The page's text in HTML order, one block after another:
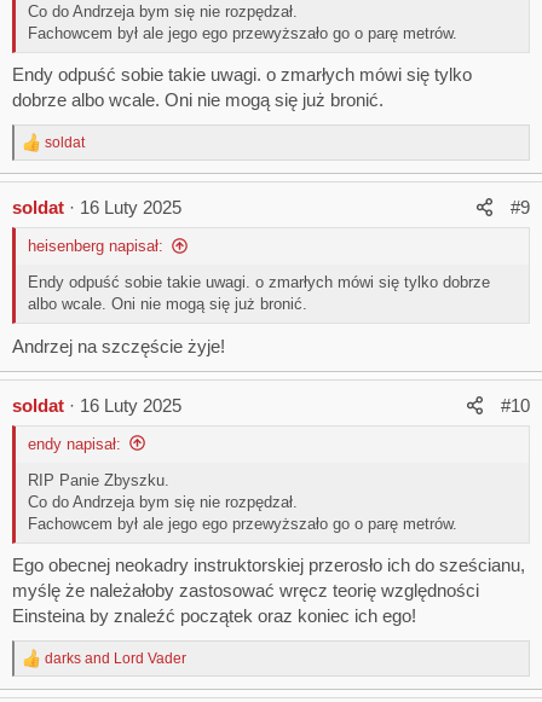
Co do Andrzeja bym się nie rozpędzał.
Fachowcem był ale jego ego przewyższało go o parę metrów.
Endy odpuść sobie takie uwagi. o zmarłych mówi się tylko
dobrze albo wcale. Oni nie mogą się już bronić.
R
e
c
t
:
soldat
soldat 16 Luty 2025 #9
heisenberg napisał:
Endy odpuść sobie takie uwagi. o zmarłych mówi się tylko dobrze
albo wcale. Oni nie mogą się już bronić.
Andrzej na szczęście żyje!
soldat 16 Luty 2025 #10
endy napisał:
RIP Panie Zbyszku.
Co do Andrzeja bym się nie rozpędzał.
Fachowcem był ale jego ego przewyższało go o parę metrów.
Ego obecnej neokadry instruktorskiej przerosło ich do sześcianu,
myślę że należałoby zastosować wręcz teorię względności
Einsteina by znaleźć początek oraz koniec ich ego!
R
e
darks and Lord Vader